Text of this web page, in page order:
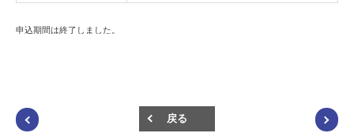
申込期間は終了しました。
戻る